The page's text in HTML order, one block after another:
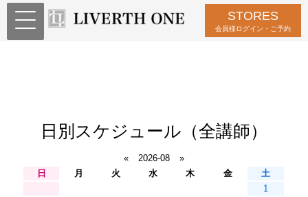
STORES
会員様ログイン・ご予約
日別スケジュール（全講師）
« 2026-08
»
日
月 火 水 木 金
土
1